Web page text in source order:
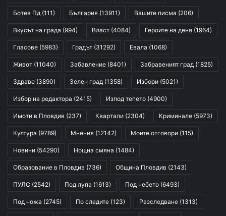
Ботев Пд (111) България (13911) Вашите писма (206)
Вкусът на града (994) Власт (4084) Героите на деня (1964)
Гласове (5983) Градът (31292) Евала (1068)
Живот (11040) Забавление (8401) Забравеният град (1825)
Здраве (3890) Зелен град (1358) Избори (5021)
Избор на редактора (2415) Изпод тепето (4900)
Имоти в Пловдив (237) Квартали (2304) Криминале (5973)
Култура (9789) Мнения (12142) Моите отговори (115)
Новини (54290) Нощна смяна (1484)
Образование в Пловдив (736) Община Пловдив (2143)
ПУЛС (2542) Под лупа (1613) Под небето (6493)
Под ножа (2745) По следите (123) Разследване (1313)